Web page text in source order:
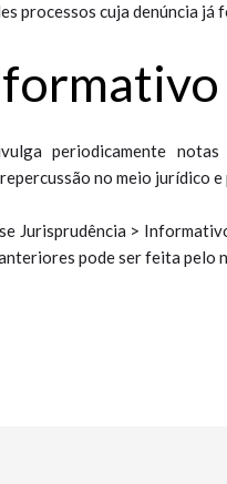
processos cuja denúncia já
periodicamente
no meio jurídico
Jurisprudência >
pode ser feita pelo